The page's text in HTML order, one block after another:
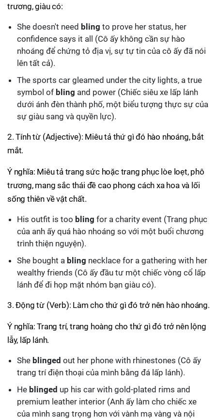
trương, giàu có:
She doesn't need bling to prove her status, her
confidence says it all (Cô ấy không cần sự hào
nhoáng để chứng tỏ địa vị, sự tự tin của cô ấy đã nói
lên tất cả).
The sports car gleamed under the city lights, a true
symbol of bling and power (Chiếc siêu xe lấp lánh
dưới ánh đèn thành phố, một biểu tượng thực sự của
sự giàu sang và quyền lực).
2. Tính từ (Adjective): Miêu tả thứ gì đó hào nhoáng, bắt
mắt.
Ý nghĩa: Miêu tả trang sức hoặc trang phục lòe loẹt, phô
trương, mang sắc thái đề cao phong cách xa hoa và lối
sống thiên về vật chất.
His outfit is too bling for a charity event (Trang phục
của anh ấy quá hào nhoáng so với một buổi chương
trình thiện nguyện).
She bought a bling necklace for a gathering with her
wealthy friends (Cô ấy đầu tư một chiếc vòng cổ lấp
lánh để đi họp mặt nhóm bạn giàu có).
3. Động từ (Verb): Làm cho thứ gì đó trở nên hào nhoáng.
Ý nghĩa: Trang trí, trang hoàng cho thứ gì đó trở nên lộng
lẫy, lấp lánh.
She blinged out her phone with rhinestones (Cô ấy
trang trí điện thoại của mình bằng đá lấp lánh).
He blinged up his car with gold-plated rims and
premium leather interior (Anh ấy làm cho chiếc xe
của mình sang trọng hơn với vành mạ vàng và nội